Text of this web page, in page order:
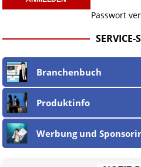
Passwort
SERVICE-
Branchenbuch
Produktinfo
Werbung und